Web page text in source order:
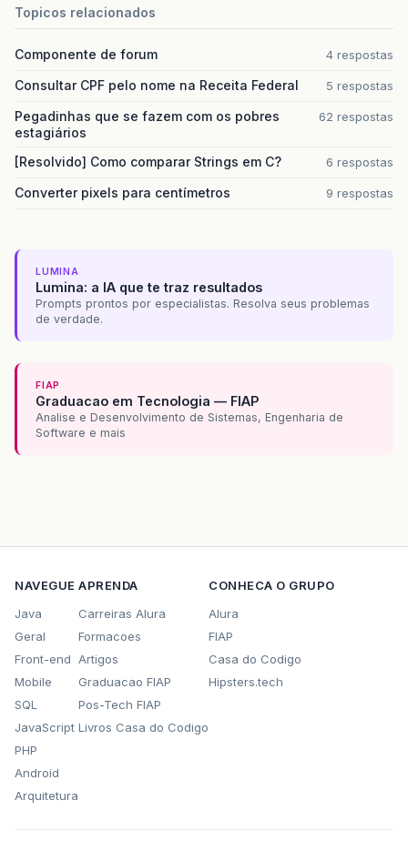
Topicos relacionados
Componente de forum 4 respostas
Consultar CPF pelo nome na Receita Federal 5 respostas
Pegadinhas que se fazem com os pobres
estagiários
62 respostas
[Resolvido] Como comparar Strings em C? 6 respostas
Converter pixels para centímetros 9 respostas
LUMINA
Lumina: a IA que te traz resultados
Prompts prontos por especialistas. Resolva seus problemas
de verdade.
FIAP
Graduacao em Tecnologia — FIAP
Analise e Desenvolvimento de Sistemas, Engenharia de
Software e mais
NAVEGUE
Java
Geral
Front-end
Mobile
SQL
JavaScript
PHP
Android
Arquitetura
APRENDA
Carreiras Alura
Formacoes
Artigos
Graduacao FIAP
Pos-Tech FIAP
Livros Casa do Codigo
CONHECA O GRUPO
Alura
FIAP
Casa do Codigo
Hipsters.tech